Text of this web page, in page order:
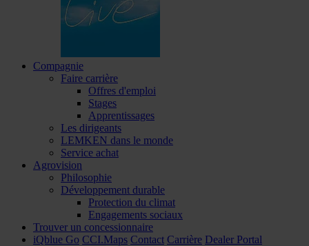
Compagnie
Faire carrière
Offres d'emploi
Stages
Apprentissages
Les dirigeants
LEMKEN dans le monde
Service achat
Agrovision
Philosophie
Développement durable
Protection du climat
Engagements sociaux
Trouver un concessionnaire
iQblue Go CCI.Maps Contact Carrière Dealer Portal